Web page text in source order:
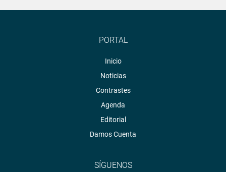
PORTAL
Inicio
Noticias
Contrastes
Agenda
Editorial
Damos Cuenta
SÍGUENOS